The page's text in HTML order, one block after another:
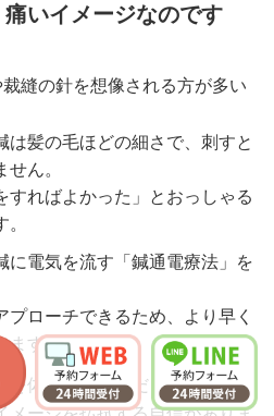
いイメージなのです
縫の針を想像される方が多い
は髪の毛ほどの細さで、刺すと
ん。
すればよかった」とおっしゃる
に電気を流す「鍼通電療法」を
プローチできるため、より早く
ます。
を体験していただきたいです。